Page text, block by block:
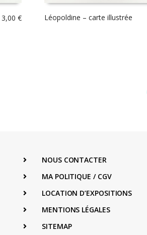
3,00€ Léopoldine – carte illustrée
NOUS CONTACTER
MA POLITIQUE / CGV
LOCATION D’EXPOSITIONS
MENTIONS LÉGALES
SITEMAP